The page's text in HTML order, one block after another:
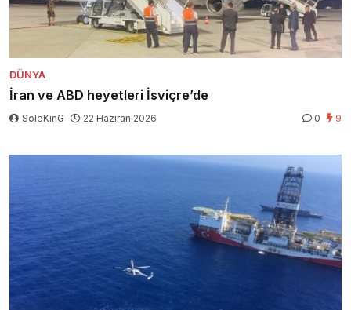
DÜNYA
İran ve ABD heyetleri İsviçre’de
SoleKinG 22 Haziran 2026 0 9